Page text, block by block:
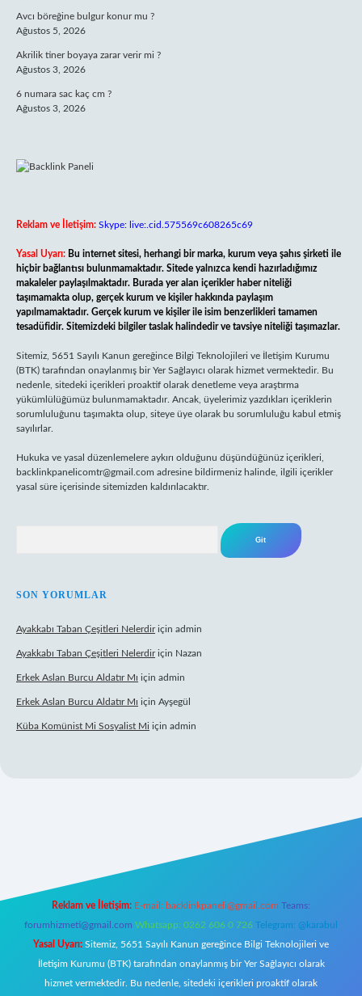
Avcı böreğine bulgur konur mu ?
Ağustos 5, 2026
Akrilik tiner boyaya zarar verir mi ?
Ağustos 3, 2026
6 numara sac kaç cm ?
Ağustos 3, 2026
Reklam ve İletişim: Skype: live:.cid.575569c608265c69
Yasal Uyarı: Bu internet sitesi, herhangi bir marka, kurum veya şahıs şirketi ile
hiçbir bağlantısı bulunmamaktadır. Sitede yalnızca kendi hazırladığımız
makaleler paylaşılmaktadır. Burada yer alan içerikler haber niteliği
taşımamakta olup, gerçek kurum ve kişiler hakkında paylaşım
yapılmamaktadır. Gerçek kurum ve kişiler ile isim benzerlikleri tamamen
tesadüfidir. Sitemizdeki bilgiler taslak halindedir ve tavsiye niteliği taşımazlar.
Sitemiz, 5651 Sayılı Kanun gereğince Bilgi Teknolojileri ve İletişim Kurumu
(BTK) tarafından onaylanmış bir Yer Sağlayıcı olarak hizmet vermektedir. Bu
nedenle, sitedeki içerikleri proaktif olarak denetleme veya araştırma
yükümlülüğümüz bulunmamaktadır. Ancak, üyelerimiz yazdıkları içeriklerin
sorumluluğunu taşımakta olup, siteye üye olarak bu sorumluluğu kabul etmiş
sayılırlar.
Hukuka ve yasal düzenlemelere aykırı olduğunu düşündüğünüz içerikleri,
backlinkpanelicomtr@gmail.com adresine bildirmeniz halinde, ilgili içerikler
yasal süre içerisinde sitemizden kaldırılacaktır.
SON YORUMLAR
Ayakkabı Taban Çeşitleri Nelerdiriçin admin
Ayakkabı Taban Çeşitleri Nelerdiriçin Nazan
Erkek Aslan Burcu Aldatır Mı için admin
Erkek Aslan Burcu Aldatır Mı için Ayşegül
Küba Komünist Mi Sosyalist Mi için admin
Reklam ve İletişim: E-mail: backlinkpaneli@gmail.com Teams:
forumhizmeti@gmail.com Whatsapp: 0262 606 0 726 Telegram: @karabul
Yasal Uyarı: Sitemiz, 5651 Sayılı Kanun gereğince Bilgi Teknolojileri ve
İletişim Kurumu (BTK) tarafından onaylanmış bir Yer Sağlayıcı olarak
hizmet vermektedir. Bu nedenle, sitedeki içerikleri proaktif olarak